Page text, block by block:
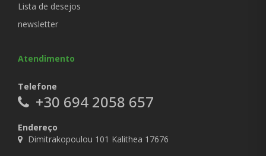
Lista de desejos
newsletter
Atendimento
Telefone
+30 694 2058 657
Endereço
Dimitrakopoulou 101 Kalithea 17676